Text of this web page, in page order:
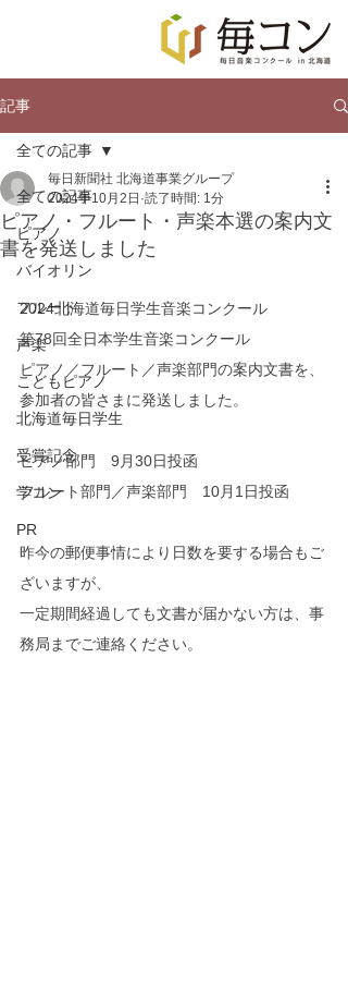
記事
全ての記事
ピアノ
バイオリン
フルート
声楽
こどもピアノ
北海道毎日学生
受賞記念
学コン
PR
全ての記事
ピアノ・フルート・声楽本選の案内文
書を発送しました
毎日新聞社 北海道事業グループ
2024年10月2日 読了時間: 1分
2024北海道毎日学生音楽コンクール
第78回全日本学生音楽コンクール
ピアノ／フルート／声楽部門の案内文書を、
参加者の皆さまに発送しました。
ピアノ部門　9月30日投函
フルート部門／声楽部門　10月1日投函
昨今の郵便事情により日数を要する場合もご
ざいますが、
一定期間経過しても文書が届かない方は、事
務局までご連絡ください。